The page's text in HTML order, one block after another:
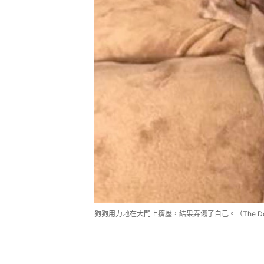
狗狗用力地在大門上擠壓，結果弄傷了自己。（The